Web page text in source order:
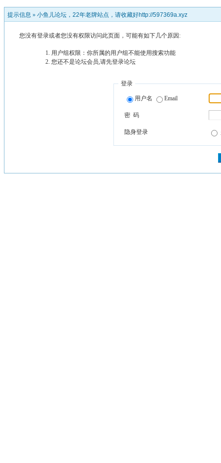
提示信息 » 小鱼儿论坛，22年老牌站点，请收藏好http://597369a.xyz
您没有登录或者您没有权限访问此页面，可能有如下几个原因:
用户组权限：你所属的用户组不能使用搜索功能
您还不是论坛会员,请先登录论坛
登录
用户名 Email
密 码
隐身登录